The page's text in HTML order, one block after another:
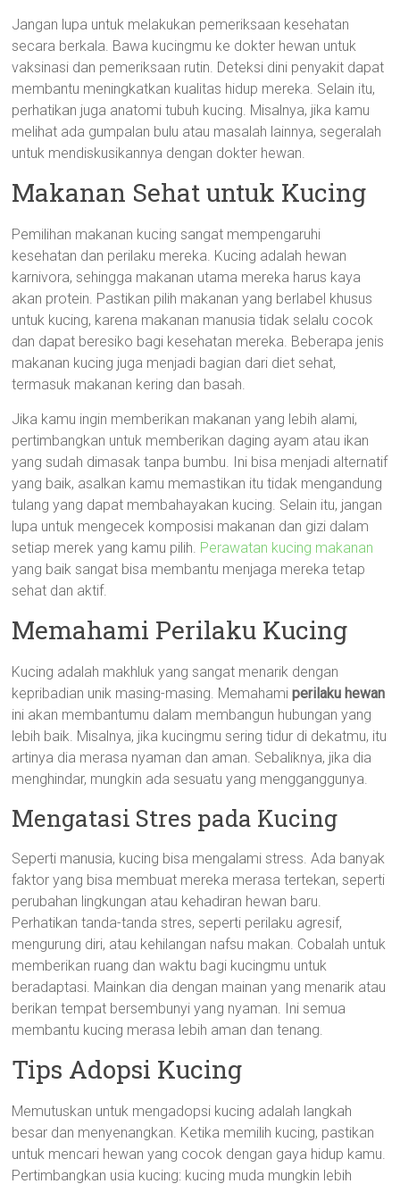
Jangan lupa untuk melakukan pemeriksaan kesehatan
secara berkala. Bawa kucingmu ke dokter hewan untuk
vaksinasi dan pemeriksaan rutin. Deteksi dini penyakit dapat
membantu meningkatkan kualitas hidup mereka. Selain itu,
perhatikan juga anatomi tubuh kucing. Misalnya, jika kamu
melihat ada gumpalan bulu atau masalah lainnya, segeralah
untuk mendiskusikannya dengan dokter hewan.
Makanan Sehat untuk Kucing
Pemilihan makanan kucing sangat mempengaruhi
kesehatan dan perilaku mereka. Kucing adalah hewan
karnivora, sehingga makanan utama mereka harus kaya
akan protein. Pastikan pilih makanan yang berlabel khusus
untuk kucing, karena makanan manusia tidak selalu cocok
dan dapat beresiko bagi kesehatan mereka. Beberapa jenis
makanan kucing juga menjadi bagian dari diet sehat,
termasuk makanan kering dan basah.
Jika kamu ingin memberikan makanan yang lebih alami,
pertimbangkan untuk memberikan daging ayam atau ikan
yang sudah dimasak tanpa bumbu. Ini bisa menjadi alternatif
yang baik, asalkan kamu memastikan itu tidak mengandung
tulang yang dapat membahayakan kucing. Selain itu, jangan
lupa untuk mengecek komposisi makanan dan gizi dalam
setiap merek yang kamu pilih. Perawatan kucing makanan
yang baik sangat bisa membantu menjaga mereka tetap
sehat dan aktif.
Memahami Perilaku Kucing
Kucing adalah makhluk yang sangat menarik dengan
kepribadian unik masing-masing. Memahamiperilaku hewan
ini akan membantumu dalam membangun hubungan yang
lebih baik. Misalnya, jika kucingmu sering tidur di dekatmu, itu
artinya dia merasa nyaman dan aman. Sebaliknya, jika dia
menghindar, mungkin ada sesuatu yang mengganggunya.
Mengatasi Stres pada Kucing
Seperti manusia, kucing bisa mengalami stress. Ada banyak
faktor yang bisa membuat mereka merasa tertekan, seperti
perubahan lingkungan atau kehadiran hewan baru.
Perhatikan tanda-tanda stres, seperti perilaku agresif,
mengurung diri, atau kehilangan nafsu makan. Cobalah untuk
memberikan ruang dan waktu bagi kucingmu untuk
beradaptasi. Mainkan dia dengan mainan yang menarik atau
berikan tempat bersembunyi yang nyaman. Ini semua
membantu kucing merasa lebih aman dan tenang.
Tips Adopsi Kucing
Memutuskan untuk mengadopsi kucing adalah langkah
besar dan menyenangkan. Ketika memilih kucing, pastikan
untuk mencari hewan yang cocok dengan gaya hidup kamu.
Pertimbangkan usia kucing: kucing muda mungkin lebih